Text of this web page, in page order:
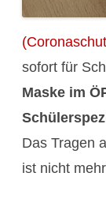
sofort für
Maske im
Das Tragen
ist nicht